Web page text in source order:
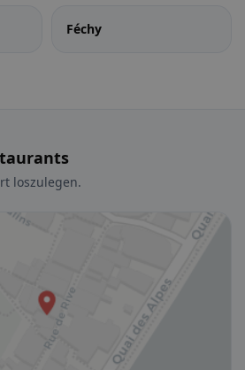
Féchy
loszulegen.